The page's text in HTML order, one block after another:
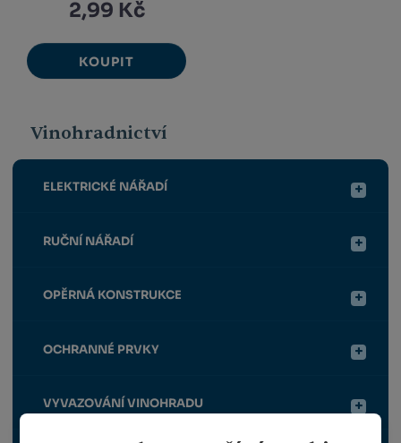
2,99 Kč
KOUPIT
Vinohradnictví
ELEKTRICKÉ NÁŘADÍ
RUČNÍ NÁŘADÍ
OPĚRNÁ KONSTRUKCE
OCHRANNÉ PRVKY
VYVAZOVÁNÍ VINOHRADU